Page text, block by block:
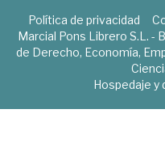
Política de privacidad
Marcial Pons Librero S.L. -
de Derecho, Economía,
Hospedaje y